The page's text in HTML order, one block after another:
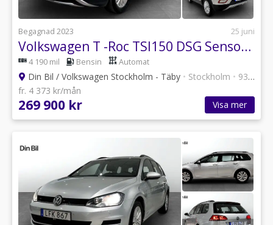
Begagnad 2023 25 juni
Volkswagen T -Roc TSI150 DSG Sensorer/Carplay
4 190 mil Bensin Automat
Din Bil / Volkswagen Stockholm - Täby • Stockholm • 93 annonser
fr. 4 373 kr/mån
269 900 kr Visa mer